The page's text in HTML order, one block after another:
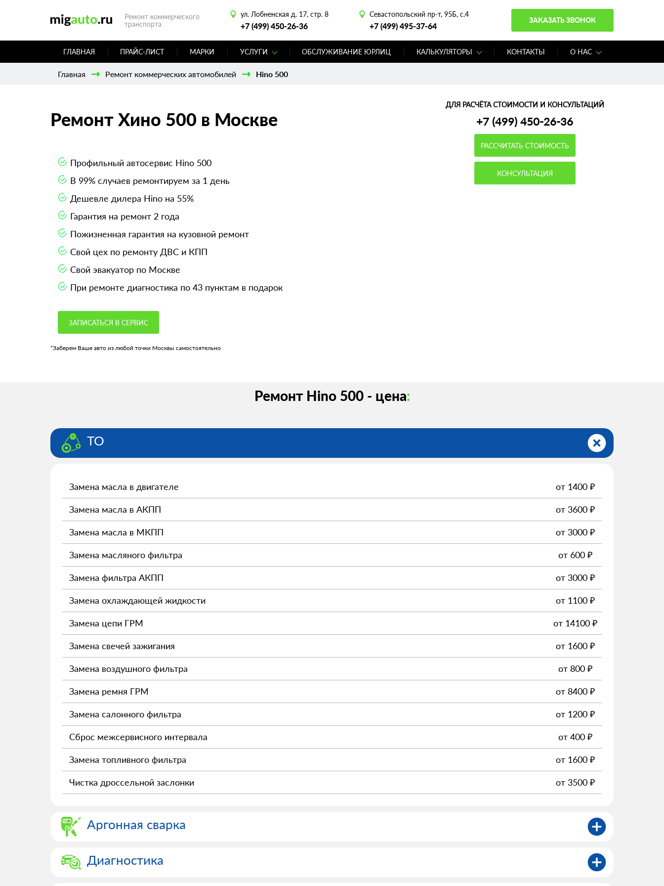
Ремонт коммерческого
транспорта
ул. Лобненская д. 17, стр. 8
+7 (499) 450-26-36
Севастопольский пр-т, 95Б, с.4
+7 (499) 495-37-64
ЗАКАЗАТЬ ЗВОНОК
ГЛАВНАЯ ПРАЙС-ЛИСТ МАРКИ УСЛУГИ ОБСЛУЖИВАНИЕ ЮРЛИЦ КАЛЬКУЛЯТОРЫ КОНТАКТЫ О НАС
Главная Ремонт коммерческих автомобилей Hino 500
Ремонт Хино 500 в Москве
Профильный автосервис Hino 500
В 99% случаев ремонтируем за 1 день
Дешевле дилера Hino на 55%
Гарантия на ремонт 2 года
Пожизненная гарантия на кузовной ремонт
Свой цех по ремонту ДВС и КПП
Свой эвакуатор по Москве
При ремонте диагностика по 43 пунктам в подарок
ЗАПИСАТЬСЯ В СЕРВИС
*Заберем Ваше авто из любой точки Москвы самостоятельно
ДЛЯ РАСЧЁТА СТОИМОСТИ И КОНСУЛЬТАЦИЙ
+7 (499) 450-26-36
РАССЧИТАТЬ СТОИМОСТЬ
КОНСУЛЬТАЦИЯ
Ремонт Hino 500 - цена:
ТО
Замена масла в двигателе от 1400 ₽
Замена масла в АКПП от 3600 ₽
Замена масла в МКПП от 3000 ₽
Замена масляного фильтра от 600 ₽
Замена фильтра АКПП от 3000 ₽
Замена охлаждающей жидкости от 1100 ₽
Замена цепи ГРМ от 14100 ₽
Замена свечей зажигания от 1600 ₽
Замена воздушного фильтра от 800 ₽
Замена ремня ГРМ от 8400 ₽
Замена салонного фильтра от 1200 ₽
Сброс межсервисного интервала от 400 ₽
Замена топливного фильтра от 1600 ₽
Чистка дроссельной заслонки от 3500 ₽
Аргонная сварка
Диагностика